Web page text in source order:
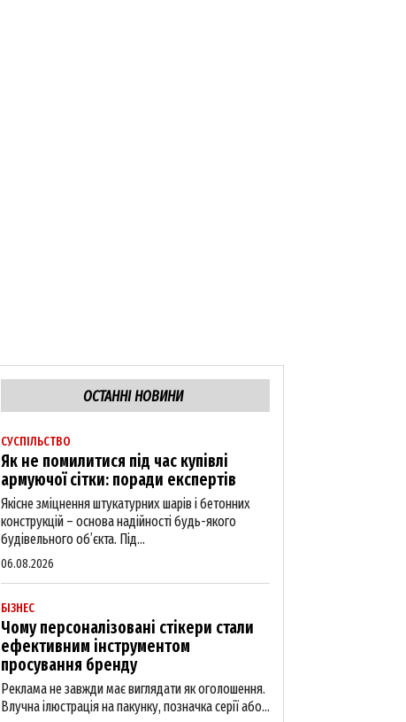
ОСТАННІ НОВИНИ
СУСПІЛЬСТВО
Як не помилитися під час купівлі
армуючої сітки: поради експертів
Якісне зміцнення штукатурних шарів і бетонних
конструкцій – основа надійності будь-якого
будівельного об’єкта. Під...
06.08.2026
БІЗНЕС
Чому персоналізовані стікери стали
ефективним інструментом
просування бренду
Реклама не завжди має виглядати як оголошення.
Влучна ілюстрація на пакунку, позначка серії або...